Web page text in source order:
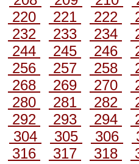
220
221 222
232
233 234
244
245 246
256
257 258
268
269 270
280
281 282
292
293 294
304
305 306
316
317 318